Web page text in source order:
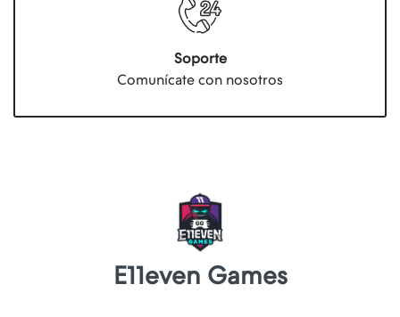
Soporte
Comunícate con nosotros
E11even Games